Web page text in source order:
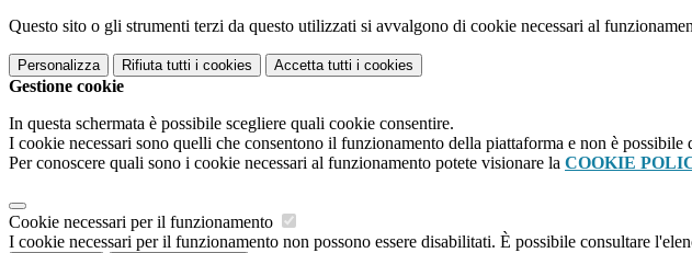
Questo sito o gli strumenti terzi da questo utilizzati si avvalgono di cookie necessari al
Personalizza Rifiuta tutti i cookies Accetta tutti i cookies
Gestione cookie
In questa schermata è possibile scegliere quali cookie consentire.
I cookie necessari sono quelli che consentono il funzionamento della piattaforma e non è possibile
Per conoscere quali sono i cookie necessari al funzionamento potete visionare la COOKIE
Cookie necessari per il funzionamento
I cookie necessari per il funzionamento non possono essere disabilitati. È possibile consultare